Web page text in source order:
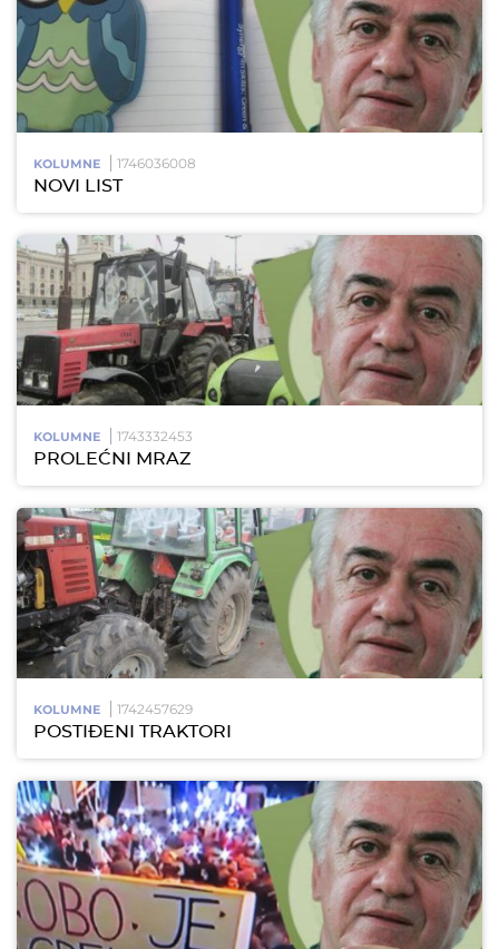
KOLUMNE 1746036008
NOVI LIST
KOLUMNE 1743332453
PROLEĆNI MRAZ
KOLUMNE 1742457629
POSTIĐENI TRAKTORI